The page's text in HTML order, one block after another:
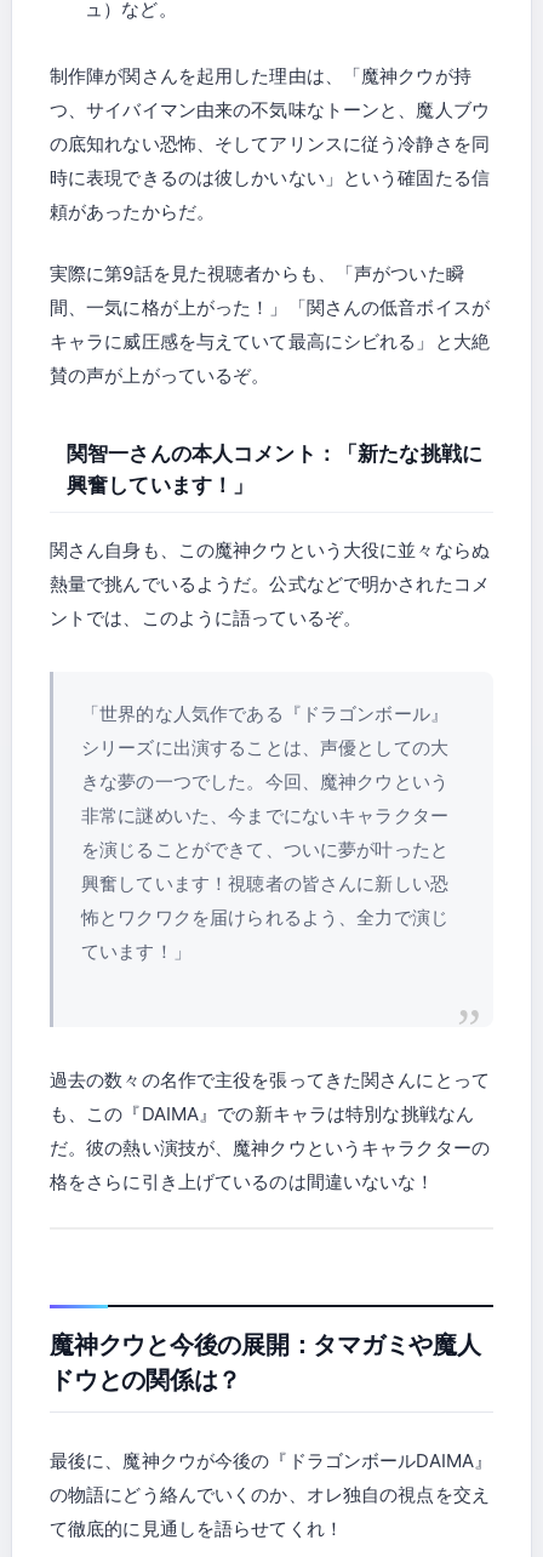
ュ）など。
制作陣が関さんを起用した理由は、「魔神クウが持
つ、サイバイマン由来の不気味なトーンと、魔人ブウ
の底知れない恐怖、そしてアリンスに従う冷静さを同
時に表現できるのは彼しかいない」という確固たる信
頼があったからだ。
実際に第9話を見た視聴者からも、「声がついた瞬
間、一気に格が上がった！」「関さんの低音ボイスが
キャラに威圧感を与えていて最高にシビれる」と大絶
賛の声が上がっているぞ。
関智一さんの本人コメント：「新たな挑戦に
興奮しています！」
関さん自身も、この魔神クウという大役に並々ならぬ
熱量で挑んでいるようだ。公式などで明かされたコメ
ントでは、このように語っているぞ。
「世界的な人気作である『ドラゴンボール』
シリーズに出演することは、声優としての大
きな夢の一つでした。今回、魔神クウという
非常に謎めいた、今までにないキャラクター
を演じることができて、ついに夢が叶ったと
興奮しています！視聴者の皆さんに新しい恐
怖とワクワクを届けられるよう、全力で演じ
ています！」
過去の数々の名作で主役を張ってきた関さんにとって
も、この『DAIMA』での新キャラは特別な挑戦なん
だ。彼の熱い演技が、魔神クウというキャラクターの
格をさらに引き上げているのは間違いないな！
魔神クウと今後の展開：タマガミや魔人
ドウとの関係は？
最後に、魔神クウが今後の『ドラゴンボールDAIMA』
の物語にどう絡んでいくのか、オレ独自の視点を交え
て徹底的に見通しを語らせてくれ！